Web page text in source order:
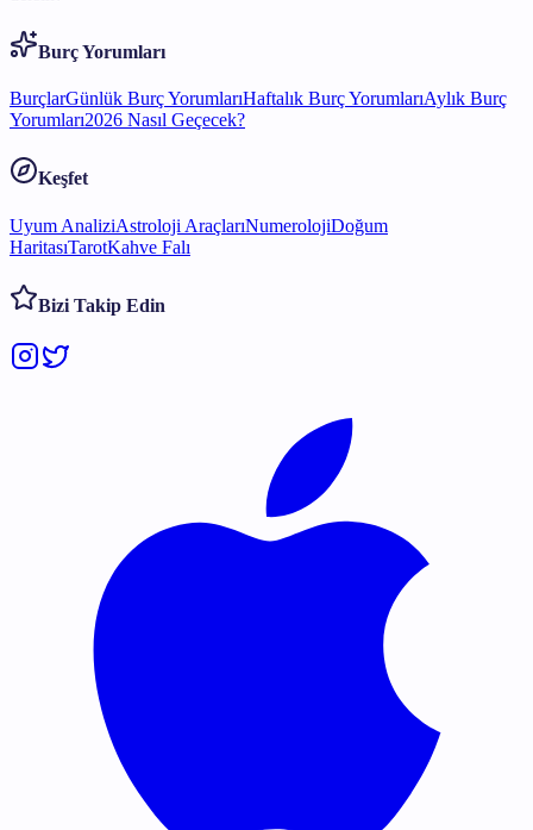
Burç Yorumları
BurçlarGünlük Burç YorumlarıHaftalık Burç YorumlarıAylık Burç
Yorumları2026 Nasıl Geçecek?
Keşfet
Uyum AnaliziAstroloji AraçlarıNumerolojiDoğum
HaritasıTarotKahve Falı
Bizi Takip Edin